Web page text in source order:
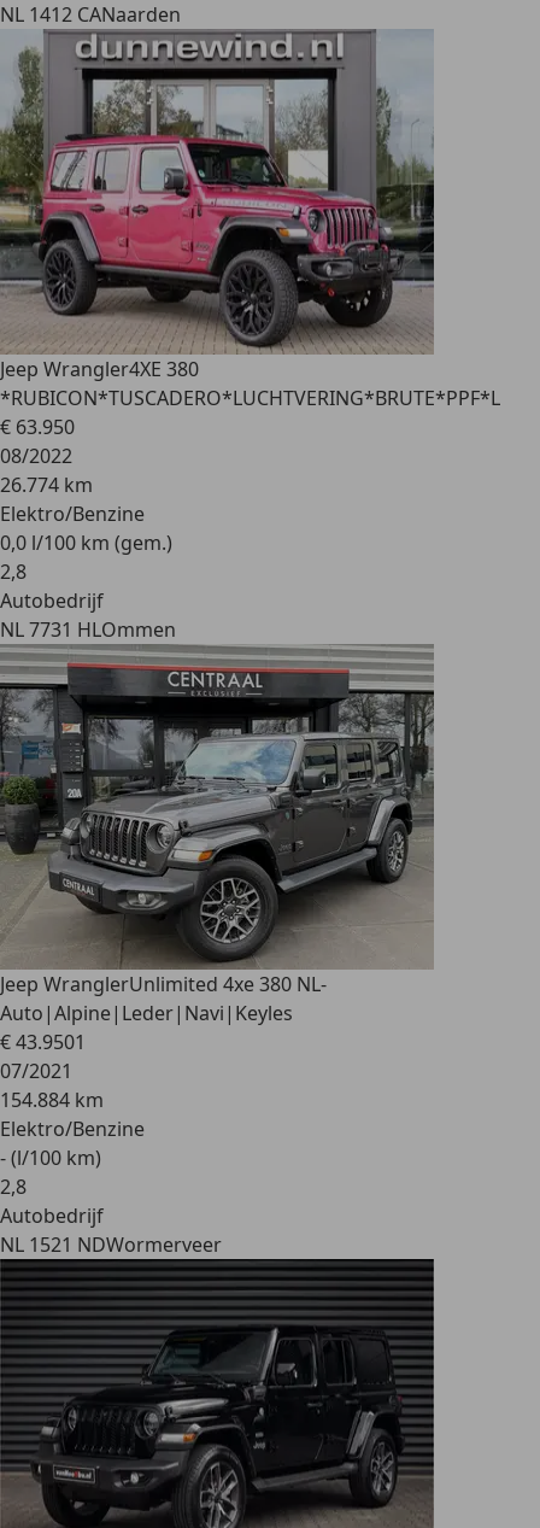
NL 1412 CANaarden
Jeep Wrangler4XE 380
*RUBICON*TUSCADERO*LUCHTVERING*BRUTE*PPF*L
€ 63.950
08/2022
26.774 km
Elektro/Benzine
0,0 l/100 km (gem.)
2,8
Autobedrijf
NL 7731 HLOmmen
Jeep WranglerUnlimited 4xe 380 NL-
Auto|Alpine|Leder|Navi|Keyles
€ 43.9501
07/2021
154.884 km
Elektro/Benzine
- (l/100 km)
2,8
Autobedrijf
NL 1521 NDWormerveer